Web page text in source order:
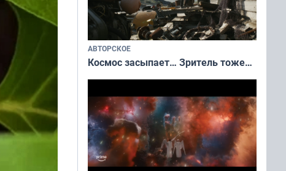
АВТОРСКОЕ
Космос засыпает… Зритель тоже…